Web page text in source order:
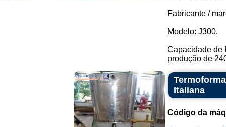
Fabricante /
Modelo: J300.
Capacidade de
produção de
Italiana
Código da